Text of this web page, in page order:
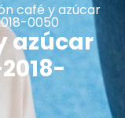
café y azúcar
0050
azúcar